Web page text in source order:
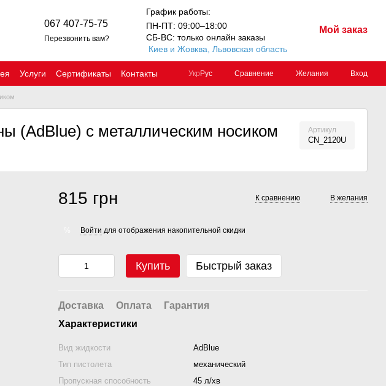
067 407-75-75
Перезвонить вам?
График работы:
ПН-ПТ: 09:00–18:00
СБ-ВС: только онлайн заказы
Киев и Жовква, Львовская область
Мой заказ
Услуги Сертификаты Контакты Укр Рус Сравнение Желания Вход
(AdBlue) с металлическим носиком Артикул
CN_2120U
815 грн К сравнению В желания
Войти для отображения накопительной скидки
Купить Быстрый заказ
Доставка Оплата
Гарантия
Характеристики
Вид жидкости
AdBlue
Тип пистолета
механический
Пропускная способность
45 л/хв